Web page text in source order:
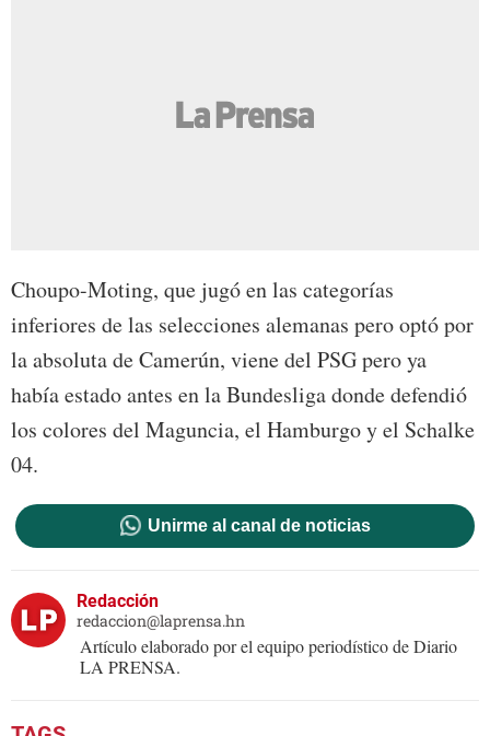
Choupo-Moting, que jugó en las categorías
inferiores de las selecciones alemanas pero optó por
la absoluta de Camerún, viene del PSG pero ya
había estado antes en la Bundesliga donde defendió
los colores del Maguncia, el Hamburgo y el Schalke
04.
Unirme al canal de noticias
Redacción
redaccion@laprensa.hn
Artículo elaborado por el equipo periodístico de Diario
LA PRENSA.